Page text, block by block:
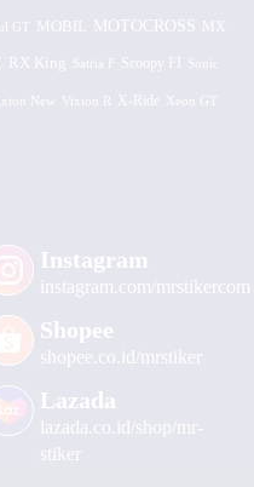
GT MOBIL MOTOCROSS MX
RX King Satria F Scoopy FI Sonic
New Vixion R X-Ride Xeon GT
Instagram
instagram.com/mrstikercom
Shopee
shopee.co.id/mrstiker
Lazada
lazada.co.id/shop/mr-
stiker